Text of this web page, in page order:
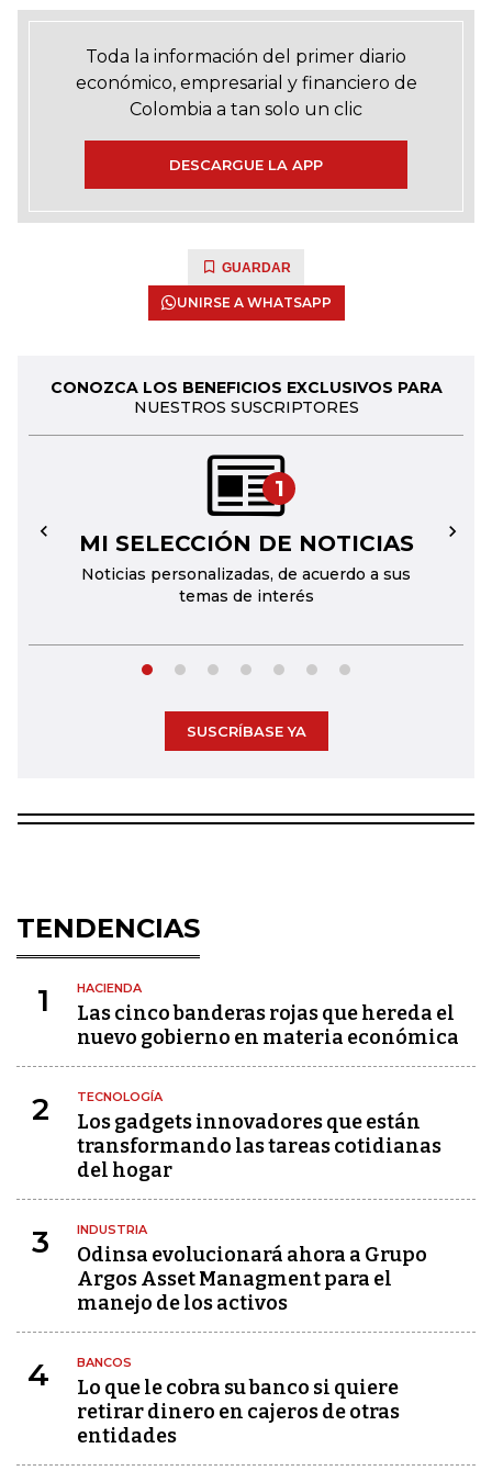
Toda la información del primer diario
económico, empresarial y financiero de
Colombia a tan solo un clic
DESCARGUE LA APP
GUARDAR
UNIRSE A WHATSAPP
CONOZCA LOS BENEFICIOS EXCLUSIVOS PARA
NUESTROS SUSCRIPTORES
1
MI SELECCIÓN DE NOTICIAS
Noticias personalizadas, de acuerdo a sus
temas de interés
← →
SUSCRÍBASE YA
TENDENCIAS
1 HACIENDA
Las cinco banderas rojas que hereda el
nuevo gobierno en materia económica
2 TECNOLOGÍA
Los gadgets innovadores que están
transformando las tareas cotidianas
del hogar
3 INDUSTRIA
Odinsa evolucionará ahora a Grupo
Argos Asset Managment para el
manejo de los activos
4 BANCOS
Lo que le cobra su banco si quiere
retirar dinero en cajeros de otras
entidades